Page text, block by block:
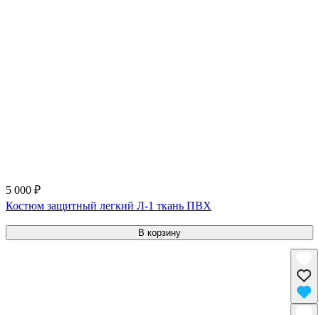
5 000 ₽
Костюм защитный легкий Л-1 ткань ПВХ
В корзину